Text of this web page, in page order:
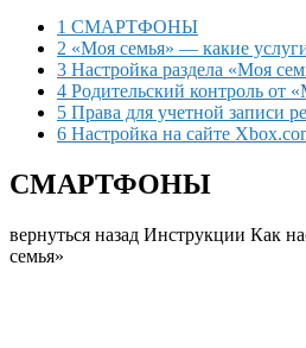
1 СМАРТФОНЫ
2 «Моя семья» — какие
3 Настройка раздела «Моя
4 Родительский контроль от
5 Права для учетной записи
6 Настройка на сайте
СМАРТФОНЫ
вернуться назад Инструкции Как
семья»